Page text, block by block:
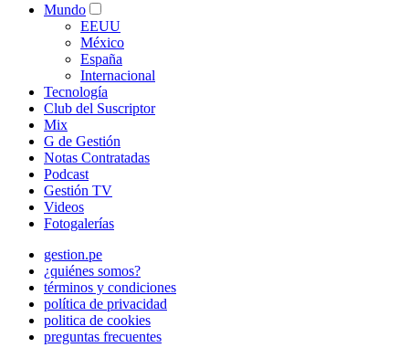
Mundo
EEUU
México
España
Internacional
Tecnología
Club del Suscriptor
Mix
G de Gestión
Notas Contratadas
Podcast
Gestión TV
Videos
Fotogalerías
gestion.pe
¿quiénes somos?
términos y condiciones
política de privacidad
politica de cookies
preguntas frecuentes